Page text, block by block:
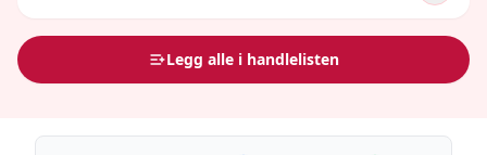
Legg alle i handlelisten